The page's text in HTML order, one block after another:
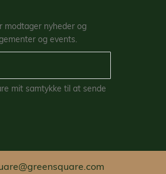
nyheder og
og events.
mit samtykke til at sende